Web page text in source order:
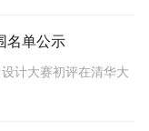
名单公示
计大赛初评在清华大